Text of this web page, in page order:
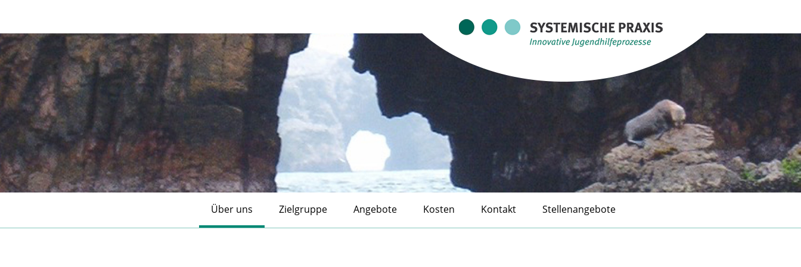
Über uns Zielgruppe Angebote Kosten Kontakt Stellenangebote